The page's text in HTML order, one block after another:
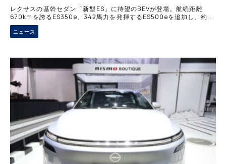
レクサスの基幹セダン「新型ES」に待望のBEVが登場。航続距離
670kmを誇るES350e、342馬力を発揮するES500eを追加し、約
28分の急速充電に対応。世界初ヒドゥンスイッチや光る竹の加飾、
オットマンを備える極上空間など、次世代EVセダンの極致へと進化
したモデルの魅力と価格、詳細スペックを解説する。
ニュース